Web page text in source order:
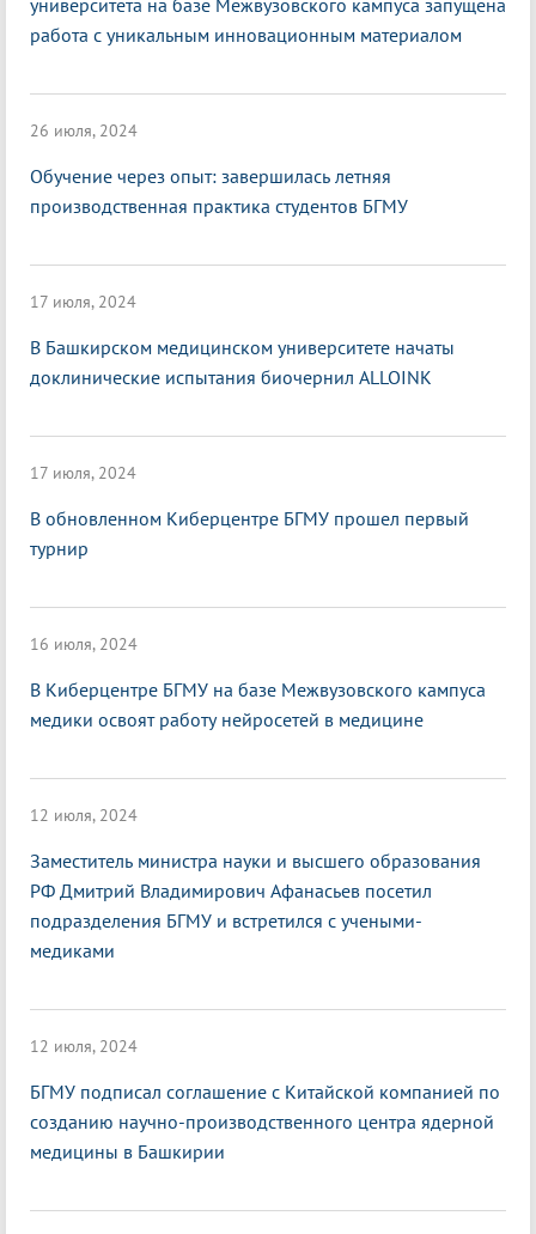
университета на базе Межвузовского кампуса запущена
работа с уникальным инновационным материалом
26 июля, 2024
Обучение через опыт: завершилась летняя
производственная практика студентов БГМУ
17 июля, 2024
В Башкирском медицинском университете начаты
доклинические испытания биочернил ALLOINK
17 июля, 2024
В обновленном Киберцентре БГМУ прошел первый
турнир
16 июля, 2024
В Киберцентре БГМУ на базе Межвузовского кампуса
медики освоят работу нейросетей в медицине
12 июля, 2024
Заместитель министра науки и высшего образования
РФ Дмитрий Владимирович Афанасьев посетил
подразделения БГМУ и встретился с учеными-
медиками
12 июля, 2024
БГМУ подписал соглашение с Китайской компанией по
созданию научно-производственного центра ядерной
медицины в Башкирии